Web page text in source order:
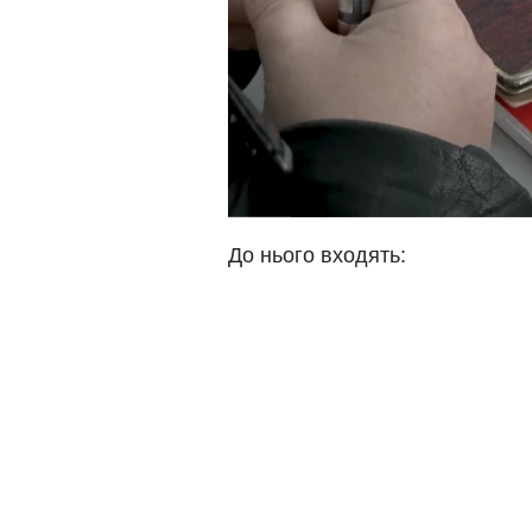
До нього входять: